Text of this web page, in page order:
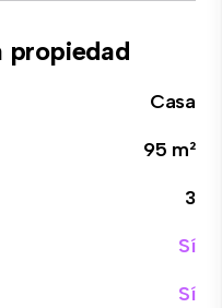
propiedad
Casa
95 m²
3
Sí
Sí